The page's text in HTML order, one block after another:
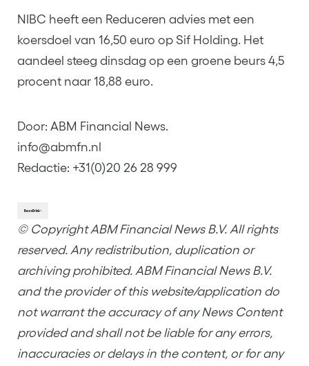
NIBC heeft een Reduceren advies met een
koersdoel van 16,50 euro op Sif Holding. Het
aandeel steeg dinsdag op een groene beurs 4,5
procent naar 18,88 euro.
Door: ABM Financial News.
info@abmfn.nl
Redactie: +31(0)20 26 28 999
© Copyright ABM Financial News B.V. All rights
reserved. Any redistribution, duplication or
archiving prohibited. ABM Financial News B.V.
and the provider of this website/application do
not warrant the accuracy of any News Content
provided and shall not be liable for any errors,
inaccuracies or delays in the content, or for any